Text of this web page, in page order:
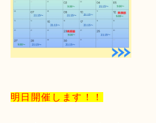
明日開催します！！